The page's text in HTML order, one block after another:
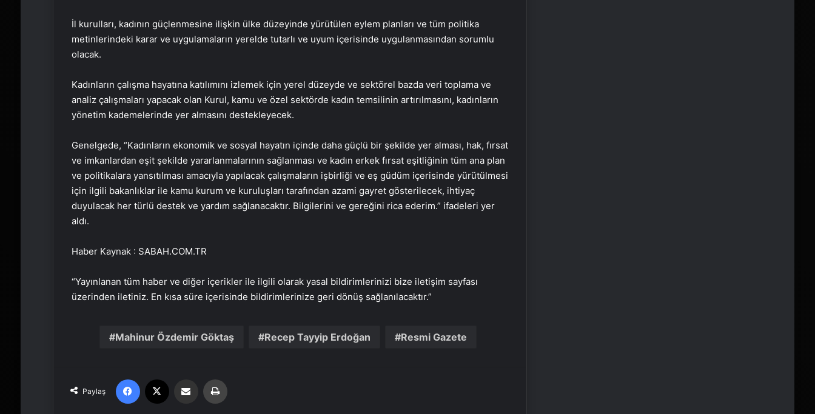
İl kurulları, kadının güçlenmesine ilişkin ülke düzeyinde yürütülen eylem planları ve tüm politika
metinlerindeki karar ve uygulamaların yerelde tutarlı ve uyum içerisinde uygulanmasından sorumlu
olacak.
Kadınların çalışma hayatına katılımını izlemek için yerel düzeyde ve sektörel bazda veri toplama ve
analiz çalışmaları yapacak olan Kurul, kamu ve özel sektörde kadın temsilinin artırılmasını, kadınların
yönetim kademelerinde yer almasını destekleyecek.
Genelgede, “Kadınların ekonomik ve sosyal hayatın içinde daha güçlü bir şekilde yer alması, hak, fırsat
ve imkanlardan eşit şekilde yararlanmalarının sağlanması ve kadın erkek fırsat eşitliğinin tüm ana plan
ve politikalara yansıtılması amacıyla yapılacak çalışmaların işbirliği ve eş güdüm içerisinde yürütülmesi
için ilgili bakanlıklar ile kamu kurum ve kuruluşları tarafından azami gayret gösterilecek, ihtiyaç
duyulacak her türlü destek ve yardım sağlanacaktır. Bilgilerini ve gereğini rica ederim.” ifadeleri yer
aldı.
Haber Kaynak : SABAH.COM.TR
“Yayınlanan tüm haber ve diğer içerikler ile ilgili olarak yasal bildirimlerinizi bize iletişim sayfası
üzerinden iletiniz. En kısa süre içerisinde bildirimlerinize geri dönüş sağlanılacaktır.”
Mahinur Özdemir Göktaş Recep Tayyip Erdoğan Resmi Gazete
Paylaş
Facebook Email'den paylaş
Serjoy : Dijital Medya Ajansı, Google